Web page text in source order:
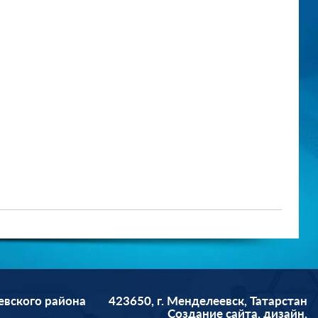
района
423650, г. Менделеевск, Татарстан
Cоздание сайта, дизайн,